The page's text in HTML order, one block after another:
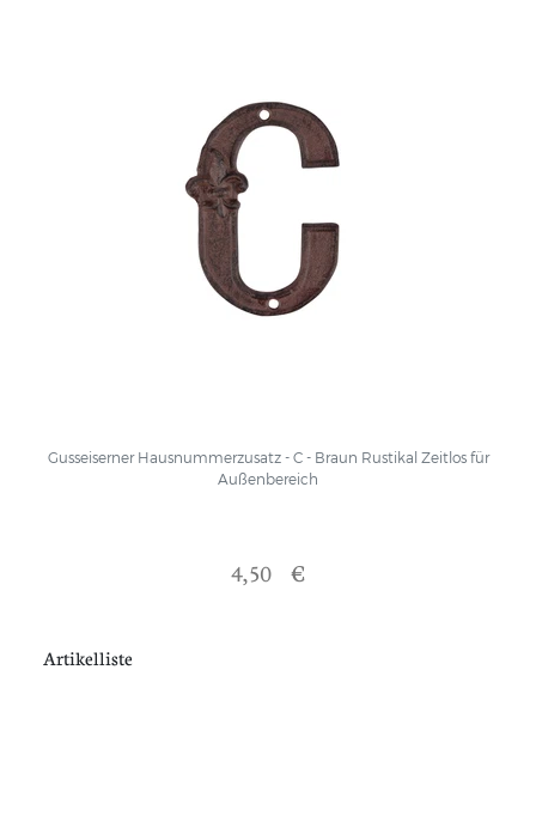
Gusseiserner Hausnummerzusatz - C - Braun Rustikal Zeitlos für
Außenbereich
4,50 €
Artikelliste